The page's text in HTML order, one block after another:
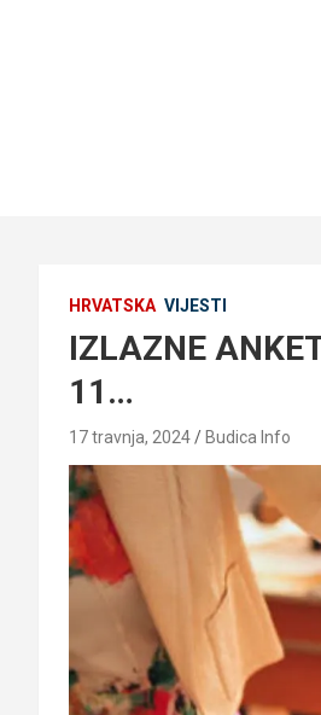
HRVATSKA VIJESTI
IZLAZNE
11…
17 travnja, 2024 Budica Info